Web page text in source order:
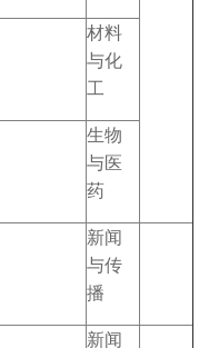
材料
与化
工
生物
与医
药
新闻
与传
播
新闻